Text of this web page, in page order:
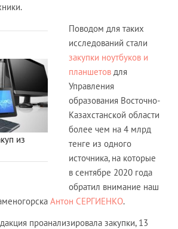
из
Поводом для таких
исследований стали
закупки ноутбуков и
планшетов для
Управления
образования Восточно-
Казахстанской области
более чем на 4 млрд
тенге из одного
источника, на которые
в сентябре 2020 года
обратил внимание наш
Антон СЕРГИЕНКО.
проанализировала закупки, 13